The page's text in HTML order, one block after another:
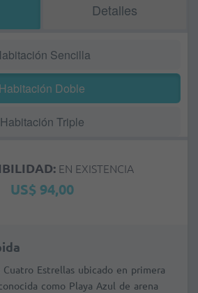
Detalles
Sencilla
Habitación Doble
Habitación Triple
EN EXISTENCIA
US$ 94,00
Estrellas ubicado en primera
como Playa Azul de arena